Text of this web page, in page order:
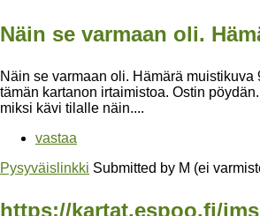
Näin se varmaan oli.
Näin se varmaan oli. Hämärä
tämän kartanon irtaimistoa. Ostin
miksi kävi tilalle näin....
vastaa
Pysyväislinkki Submitted by M (ei
https://kartat.espoo.fi/ims